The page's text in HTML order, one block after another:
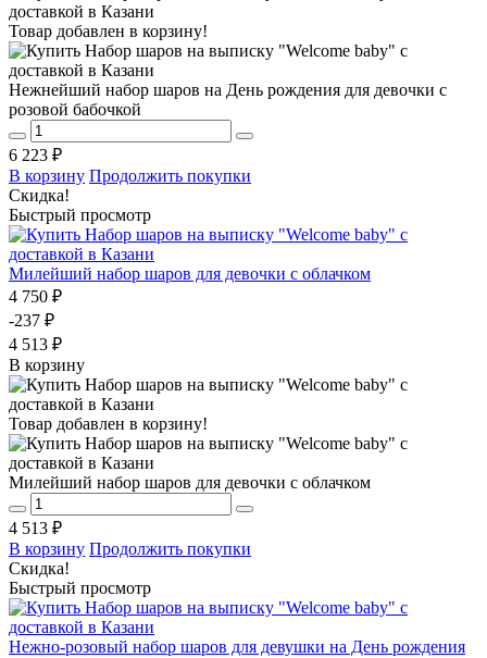
Товар добавлен в корзину!
Нежнейший набор шаров на День рождения для девочки с
розовой бабочкой
6 223 ₽
В корзину Продолжить покупки
Скидка!
Быстрый просмотр
Милейший набор шаров для девочки с облачком
4 750 ₽
-237 ₽
4 513 ₽
В корзину
Товар добавлен в корзину!
Милейший набор шаров для девочки с облачком
4 513 ₽
В корзину Продолжить покупки
Скидка!
Быстрый просмотр
Нежно-розовый набор шаров для девушки на День рождения